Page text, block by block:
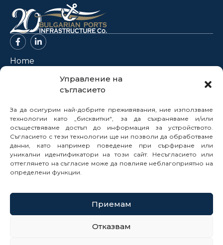
Управление на
съгласието
За да осигурим най-добрите преживявания, ние използваме
технологии като „бисквитки“, за да съхраняваме и/или
осъществяваме достъп до информация за устройството.
Съгласието с тези технологии ще ни позволи да обработваме
данни, като например поведение при сърфиране или
уникални идентификатори на този сайт. Несъгласието или
оттеглянето на съгласие може да повлияе неблагоприятно на
определени функции.
Приемам
Отказвам
Home
News
Legal Framework
Electronic Services
Buyer Profile
Careers
Contacts